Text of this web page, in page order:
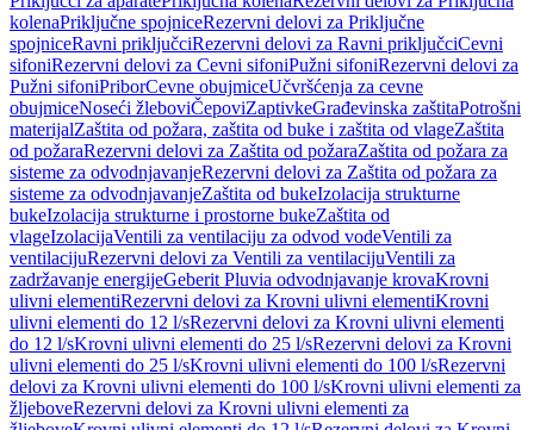
kolenaPriključne spojniceRezervni delovi za Priključne
spojniceRavni priključciRezervni delovi za Ravni priključciCevni
sifoniRezervni delovi za Cevni sifoniPužni sifoniRezervni delovi za
Pužni sifoniPriborCevne obujmiceUčvršćenja za cevne
obujmiceNoseći žleboviČepoviZaptivkeGrađevinska zaštitaPotrošni
materijalZaštita od požara, zaštita od buke i zaštita od vlageZaštita
od požaraRezervni delovi za Zaštita od požaraZaštita od požara za
sisteme za odvodnjavanjeRezervni delovi za Zaštita od požara za
sisteme za odvodnjavanjeZaštita od bukeIzolacija strukturne
bukeIzolacija strukturne i prostorne bukeZaštita od
vlageIzolacijaVentili za ventilaciju za odvod vodeVentili za
ventilacijuRezervni delovi za Ventili za ventilacijuVentili za
zadržavanje energijeGeberit Pluvia odvodnjavanje krovaKrovni
ulivni elementiRezervni delovi za Krovni ulivni elementiKrovni
ulivni elementi do 12 l/sRezervni delovi za Krovni ulivni elementi
do 12 l/sKrovni ulivni elementi do 25 l/sRezervni delovi za Krovni
ulivni elementi do 25 l/sKrovni ulivni elementi do 100 l/sRezervni
delovi za Krovni ulivni elementi do 100 l/sKrovni ulivni elementi za
žljeboveRezervni delovi za Krovni ulivni elementi za